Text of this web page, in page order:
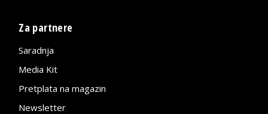
Za partnere
Saradnja
Media Kit
Pretplata na magazin
Newsletter